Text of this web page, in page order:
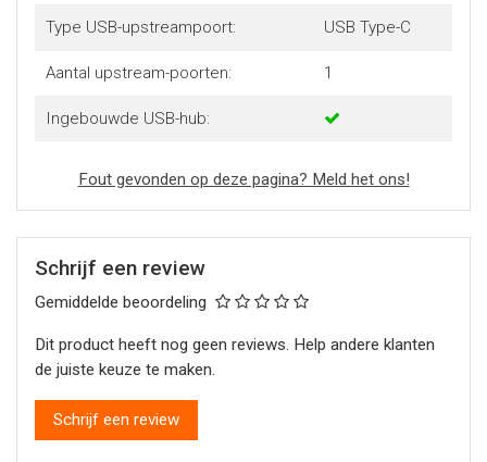
Type USB-upstreampoort: USB Type-C
Aantal upstream-poorten: 1
Ingebouwde USB-hub:
Fout gevonden op deze pagina? Meld het ons!
Schrijf een review
Gemiddelde beoordeling
Dit product heeft nog geen reviews. Help andere klanten
de juiste keuze te maken.
Schrijf een review